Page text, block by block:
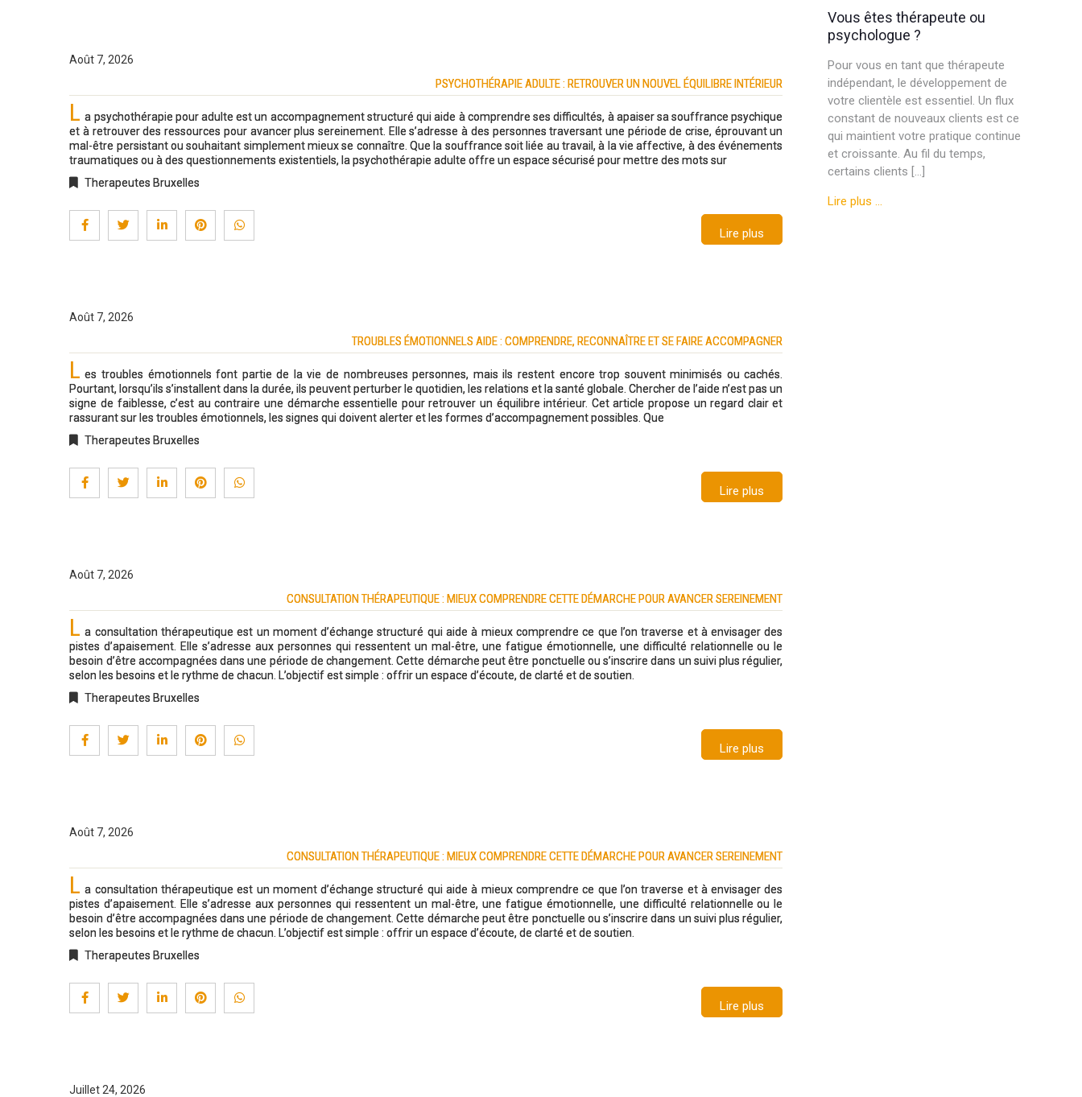
Août 7, 2026
PSYCHOTHÉRAPIE ADULTE : RETROUVER UN NOUVEL ÉQUILIBRE INTÉRIEUR
L a psychothérapie pour adulte est un accompagnement structuré qui aide à comprendre ses difficultés, à apaiser sa souffrance psychique
et à retrouver des ressources pour avancer plus sereinement. Elle s’adresse à des personnes traversant une période de crise, éprouvant un
mal-être persistant ou souhaitant simplement mieux se connaître. Que la souffrance soit liée au travail, à la vie affective, à des événements
traumatiques ou à des questionnements existentiels, la psychothérapie adulte offre un espace sécurisé pour mettre des mots sur
Therapeutes Bruxelles
Lire plus
Août 7, 2026
TROUBLES ÉMOTIONNELS AIDE : COMPRENDRE, RECONNAÎTRE ET SE FAIRE ACCOMPAGNER
L es troubles émotionnels font partie de la vie de nombreuses personnes, mais ils restent encore trop souvent minimisés ou cachés.
Pourtant, lorsqu’ils s’installent dans la durée, ils peuvent perturber le quotidien, les relations et la santé globale. Chercher de l’aide n’est pas un
signe de faiblesse, c’est au contraire une démarche essentielle pour retrouver un équilibre intérieur. Cet article propose un regard clair et
rassurant sur les troubles émotionnels, les signes qui doivent alerter et les formes d’accompagnement possibles. Que
Therapeutes Bruxelles
Lire plus
Août 7, 2026
CONSULTATION THÉRAPEUTIQUE : MIEUX COMPRENDRE CETTE DÉMARCHE POUR AVANCER SEREINEMENT
L a consultation thérapeutique est un moment d’échange structuré qui aide à mieux comprendre ce que l’on traverse et à envisager des
pistes d’apaisement. Elle s’adresse aux personnes qui ressentent un mal-être, une fatigue émotionnelle, une difficulté relationnelle ou le
besoin d’être accompagnées dans une période de changement. Cette démarche peut être ponctuelle ou s’inscrire dans un suivi plus régulier,
selon les besoins et le rythme de chacun. L’objectif est simple : offrir un espace d’écoute, de clarté et de soutien.
Therapeutes Bruxelles
Lire plus
Août 7, 2026
CONSULTATION THÉRAPEUTIQUE : MIEUX COMPRENDRE CETTE DÉMARCHE POUR AVANCER SEREINEMENT
L a consultation thérapeutique est un moment d’échange structuré qui aide à mieux comprendre ce que l’on traverse et à envisager des
pistes d’apaisement. Elle s’adresse aux personnes qui ressentent un mal-être, une fatigue émotionnelle, une difficulté relationnelle ou le
besoin d’être accompagnées dans une période de changement. Cette démarche peut être ponctuelle ou s’inscrire dans un suivi plus régulier,
selon les besoins et le rythme de chacun. L’objectif est simple : offrir un espace d’écoute, de clarté et de soutien.
Therapeutes Bruxelles
Lire plus
Juillet 24, 2026
Vous êtes thérapeute ou
psychologue ?
Pour vous en tant que thérapeute
indépendant, le développement de
votre clientèle est essentiel. Un flux
constant de nouveaux clients est ce
qui maintient votre pratique continue
et croissante. Au fil du temps,
certains clients […]
Lire plus …